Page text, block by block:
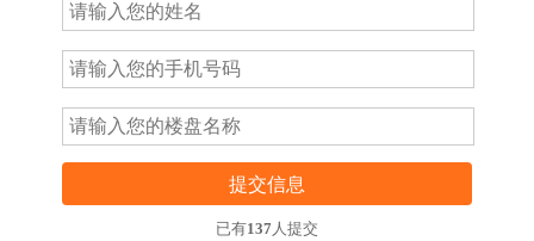
提交信息
已有137 人提交